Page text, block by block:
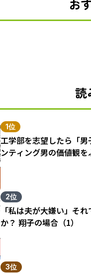
お
読
1位
工学部を志望したら「
ンティング男の価値観を
2位
「私は夫が大嫌い」そ
か？ 翔子の場合（1）
3位